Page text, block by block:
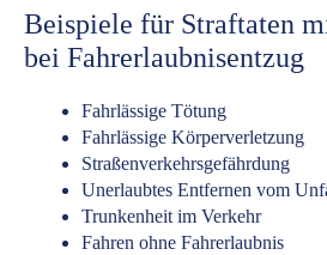
Beispiele für Straftaten
bei Fahrerlaubnisentzug
Fahrlässige Tötung
Fahrlässige Körperverletzung
Straßenverkehrsgefährdung
Unerlaubtes Entfernen vom
Trunkenheit im Verkehr
Fahren ohne Fahrerlaubnis